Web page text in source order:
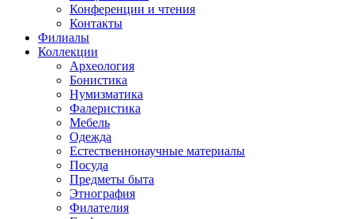
Конференции и чтения
Контакты
Филиалы
Коллекции
Археология
Бонистика
Нумизматика
Фалеристика
Мебель
Одежда
Естественнонаучные материалы
Посуда
Предметы быта
Этнография
Филателия